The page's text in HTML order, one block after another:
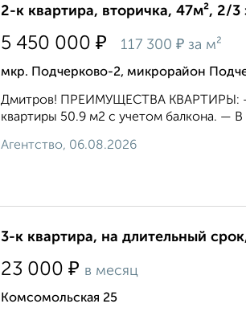
2-к квартира, вторичка, 47м², 2/3
5 450 000 ₽ 117 300 ₽ за м²
мкр. Подчерково-2, микрорайон
Дмитров! ПРЕИМУЩЕСТВА КВАРТИРЫ: —
квартиры 50.9 м2 с учетом балкона. — В
Агентство, 06.08.2026
3-к квартира, на длительный
23 000 ₽ в месяц
Комсомольская 25